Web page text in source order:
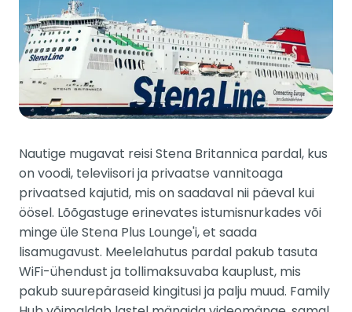
Nautige mugavat reisi Stena Britannica pardal, kus
on voodi, televiisori ja privaatse vannitoaga
privaatsed kajutid, mis on saadaval nii päeval kui
öösel. Lõõgastuge erinevates istumisnurkades või
minge üle Stena Plus Lounge'i, et saada
lisamugavust. Meelelahutus pardal pakub tasuta
WiFi-ühendust ja tollimaksuvaba kauplust, mis
pakub suurepäraseid kingitusi ja palju muud. Family